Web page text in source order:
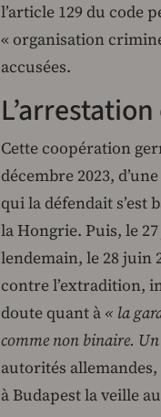
l’article 129 du code
« organisation
accusées.
Cette coopération
décembre 2023,
qui la défendait
la Hongrie. Puis, le
lendemain, le 28 juin
contre l’extradition,
doute quant à « la
comme non binaire.
autorités
à Budapest la veille